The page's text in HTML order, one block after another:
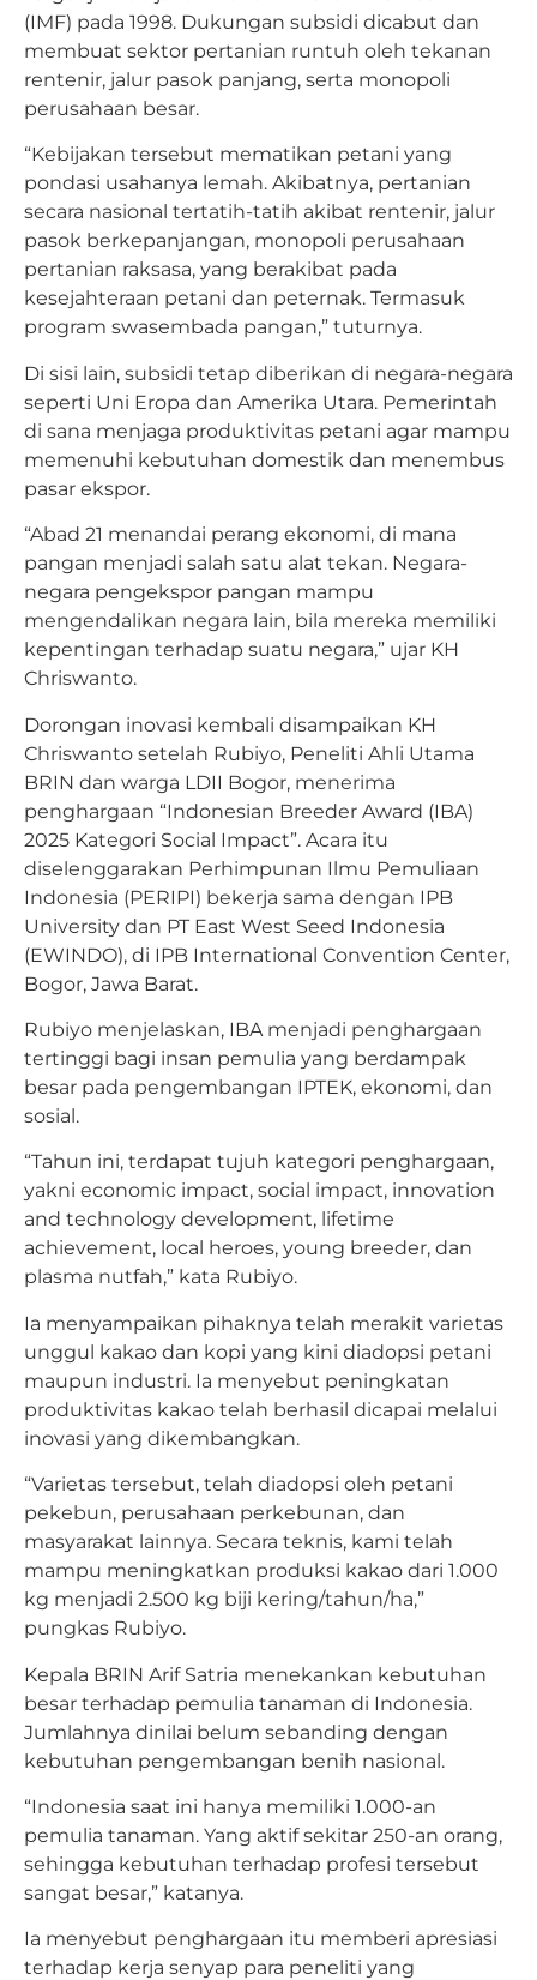
(IMF) pada 1998. Dukungan subsidi dicabut dan
membuat sektor pertanian runtuh oleh tekanan
rentenir, jalur pasok panjang, serta monopoli
perusahaan besar.
“Kebijakan tersebut mematikan petani yang
pondasi usahanya lemah. Akibatnya, pertanian
secara nasional tertatih-tatih akibat rentenir, jalur
pasok berkepanjangan, monopoli perusahaan
pertanian raksasa, yang berakibat pada
kesejahteraan petani dan peternak. Termasuk
program swasembada pangan,” tuturnya.
Di sisi lain, subsidi tetap diberikan di negara-negara
seperti Uni Eropa dan Amerika Utara. Pemerintah
di sana menjaga produktivitas petani agar mampu
memenuhi kebutuhan domestik dan menembus
pasar ekspor.
“Abad 21 menandai perang ekonomi, di mana
pangan menjadi salah satu alat tekan. Negara-
negara pengekspor pangan mampu
mengendalikan negara lain, bila mereka memiliki
kepentingan terhadap suatu negara,” ujar KH
Chriswanto.
Dorongan inovasi kembali disampaikan KH
Chriswanto setelah Rubiyo, Peneliti Ahli Utama
BRIN dan warga LDII Bogor, menerima
penghargaan “Indonesian Breeder Award (IBA)
2025 Kategori Social Impact”. Acara itu
diselenggarakan Perhimpunan Ilmu Pemuliaan
Indonesia (PERIPI) bekerja sama dengan IPB
University dan PT East West Seed Indonesia
(EWINDO), di IPB International Convention Center,
Bogor, Jawa Barat.
Rubiyo menjelaskan, IBA menjadi penghargaan
tertinggi bagi insan pemulia yang berdampak
besar pada pengembangan IPTEK, ekonomi, dan
sosial.
“Tahun ini, terdapat tujuh kategori penghargaan,
yakni economic impact, social impact, innovation
and technology development, lifetime
achievement, local heroes, young breeder, dan
plasma nutfah,” kata Rubiyo.
Ia menyampaikan pihaknya telah merakit varietas
unggul kakao dan kopi yang kini diadopsi petani
maupun industri. Ia menyebut peningkatan
produktivitas kakao telah berhasil dicapai melalui
inovasi yang dikembangkan.
“Varietas tersebut, telah diadopsi oleh petani
pekebun, perusahaan perkebunan, dan
masyarakat lainnya. Secara teknis, kami telah
mampu meningkatkan produksi kakao dari 1.000
kg menjadi 2.500 kg biji kering/tahun/ha,”
pungkas Rubiyo.
Kepala BRIN Arif Satria menekankan kebutuhan
besar terhadap pemulia tanaman di Indonesia.
Jumlahnya dinilai belum sebanding dengan
kebutuhan pengembangan benih nasional.
“Indonesia saat ini hanya memiliki 1.000-an
pemulia tanaman. Yang aktif sekitar 250-an orang,
sehingga kebutuhan terhadap profesi tersebut
sangat besar,” katanya.
Ia menyebut penghargaan itu memberi apresiasi
terhadap kerja senyap para peneliti yang